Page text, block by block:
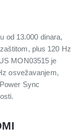
od 13.000 dinara,
plus 120 Hz
MON03515 je
osvežavanjem,
Sync